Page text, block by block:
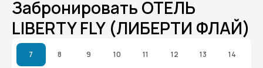
Забронировать ОТЕЛЬ
LIBERTY FLY (ЛИБЕРТИ ФЛАЙ)
7 8 9 10 11 12 13 14